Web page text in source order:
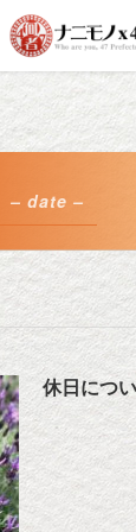
– date –
休日につ